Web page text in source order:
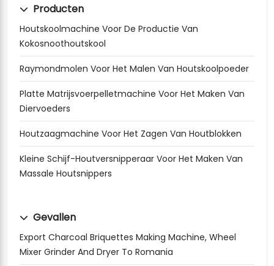
Producten
Houtskoolmachine Voor De Productie Van
Kokosnoothoutskool
Raymondmolen Voor Het Malen Van Houtskoolpoeder
Platte Matrijsvoerpelletmachine Voor Het Maken Van
Diervoeders
Houtzaagmachine Voor Het Zagen Van Houtblokken
Kleine Schijf-Houtversnipperaar Voor Het Maken Van
Massale Houtsnippers
Gevallen
Export Charcoal Briquettes Making Machine, Wheel
Mixer Grinder And Dryer To Romania